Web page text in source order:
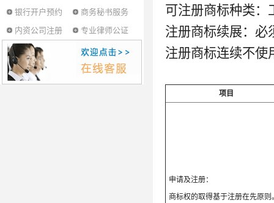
银行开户预约
商务秘书服务
内资公司注册
专业律师公证
可注册商标种类：
注册商标续展：必
注册商标连续不使
项目
申请及注册：
商标权的取得基于注册在先原则